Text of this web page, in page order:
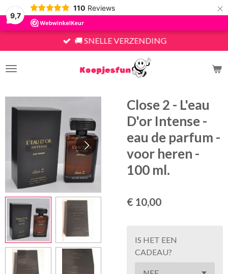
9,7
110 Reviews ×
🚚 SNELLE VERZENDING
Close 2 - L'eau
D'or Intense -
eau de parfum -
voor heren -
100 ml.
€ 10,00
IS HET EEN
CADEAU?